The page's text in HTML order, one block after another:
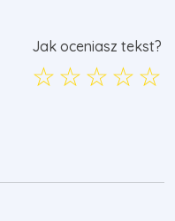
Jak oceniasz tekst?
☆
☆
☆
☆
☆